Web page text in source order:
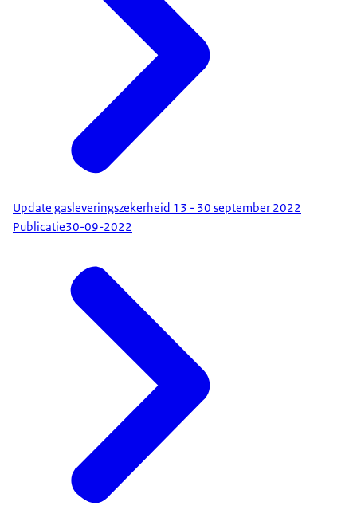
Update gasleveringszekerheid 13 - 30 september 2022
Publicatie30-09-2022